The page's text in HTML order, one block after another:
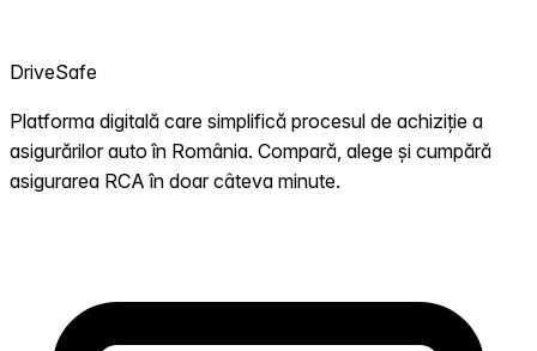
DriveSafe
Platforma digitală care simplifică procesul de achiziție a
asigurărilor auto în România. Compară, alege și cumpără
asigurarea RCA în doar câteva minute.